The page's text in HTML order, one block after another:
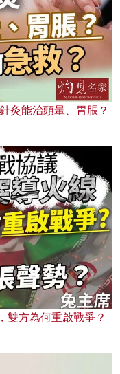
灸能治頭暈、胃脹？
雙方為何重啟戰爭？